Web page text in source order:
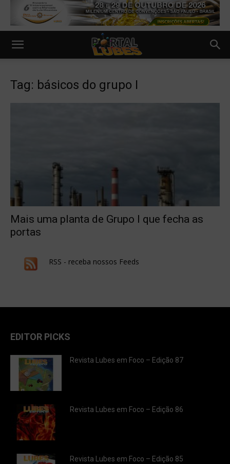
Tag: básicos do grupo I
Mais uma planta de Grupo I que fecha as
portas
RSS - receba nossos Feeds
EDITOR PICKS
Revista Lubes em Foco – Edição 87
Revista Lubes em Foco – Edição 86
Revista Lubes em Foco – Edição 85